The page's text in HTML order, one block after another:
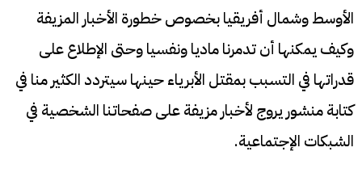
الأوسط وشمال أفريقيا بخصوص خطورة الأخبار المزيفة
وكيف يمكنها أن تدمرنا ماديا ونفسيا وحتى الإطلاع على
قدراتها في التسبب بمقتل الأبرياء حينها سيتردد الكثير منا في
كتابة منشور يروج لأخبار مزيفة على صفحاتنا الشخصية في
الشبكات الإجتماعية.